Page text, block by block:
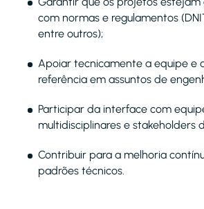
com normas e regulamentos
entre outros);
Apoiar tecnicamente a equipe e
referência em assuntos de
Participar da interface com
multidisciplinares e stakeholders
Contribuir para a melhoria
padrões técnicos.